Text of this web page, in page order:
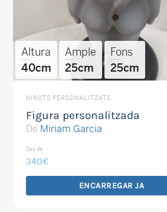
Altura
40cm
Ample
25cm
Fons
25cm
NINOTS PERSONALITZATS
Figura personalitzada
De Miriam Garcia
Des de:
340€
ENCARREGAR JA